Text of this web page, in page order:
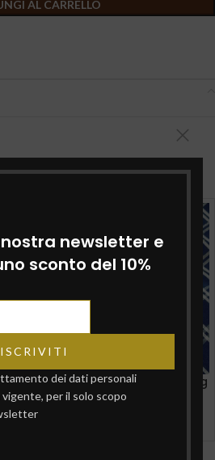
newsletter e
sconto del 10%
dei dati personali
per il solo scopo
AL CARRELLO
–
Tartufo Bianco fresco – 50g